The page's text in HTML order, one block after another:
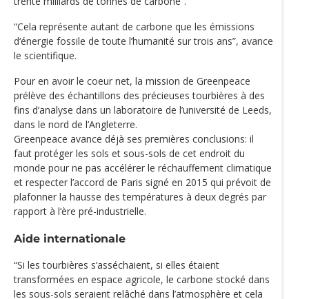
“Cela représente autant de carbone que les émissions
d‘énergie fossile de toute l’humanité sur trois ans”, avance
le scientifique.
Pour en avoir le coeur net, la mission de Greenpeace
prélève des échantillons des précieuses tourbières à des
fins d’analyse dans un laboratoire de l’université de Leeds,
dans le nord de l’Angleterre.
Greenpeace avance déjà ses premières conclusions: il
faut protéger les sols et sous-sols de cet endroit du
monde pour ne pas accélérer le réchauffement climatique
et respecter l’accord de Paris signé en 2015 qui prévoit de
plafonner la hausse des températures à deux degrés par
rapport à l‘ère pré-industrielle.
Aide internationale
“Si les tourbières s’asséchaient, si elles étaient
transformées en espace agricole, le carbone stocké dans
les sous-sols seraient relâché dans l’atmosphère et cela